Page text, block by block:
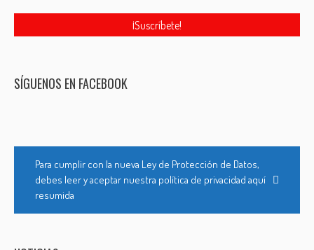
SÍGUENOS EN FACEBOOK
Para cumplir con la nueva Ley de Protección de Datos,
debes leer y aceptar nuestra política de privacidad aquí
resumida